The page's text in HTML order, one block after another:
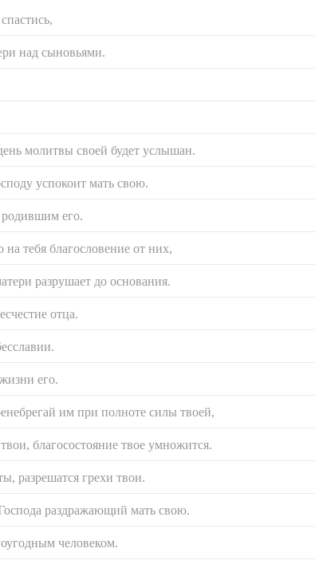
над сыновьями.
молитвы своей будет услышан.
успокоит мать свою.
его.
тебя благословение от них,
разрушает до основания.
отца.
его.
им при полноте силы твоей,
благосостояние твое умножится.
разрешатся грехи твои.
раздражающий мать свою.
человеком.